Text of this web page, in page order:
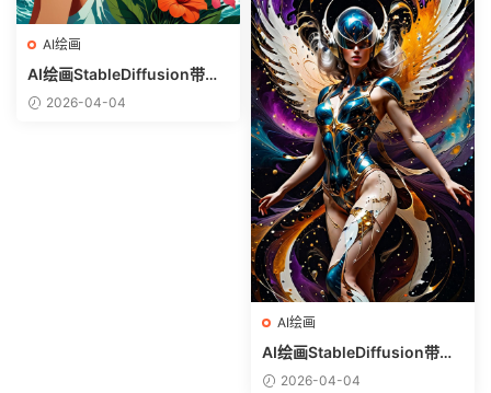
AI绘画
AI绘画StableDiffusion带信
息样图（civitai.com网站精
2026-04-04
AI绘画
AI绘画StableDiffusion带信
息样图（civitai.com网站精
2026-04-04